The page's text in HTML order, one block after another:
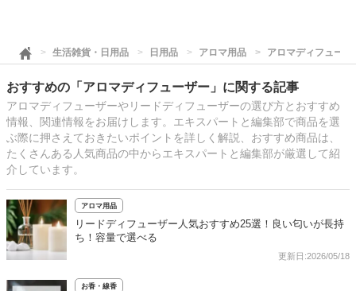
生活雑貨・日用品 日用品 アロマ用品 アロマディフューザ
おすすめの「アロマディフューザー」に関する記事
アロマディフューザーやリードディフューザーの選び方とおすすめ
情報、関連情報をお届けします。エキスパートと編集部で商品を選
ぶ際に押さえておきたいポイントを詳しく解説、おすすめ商品は、
たくさんある人気商品の中からエキスパートと編集部が厳選して紹
介しています。
アロマ用品
リードディフューザー人気おすすめ25選！良い匂いが長持
ち！容量で選べる
更新日:2026/05/18
お香・線香